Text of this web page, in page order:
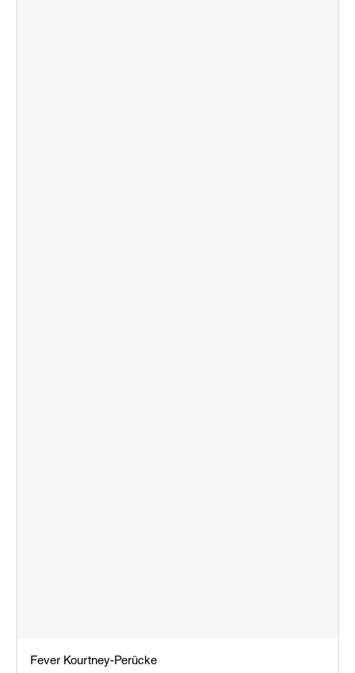
Fever Kourtney-Perücke